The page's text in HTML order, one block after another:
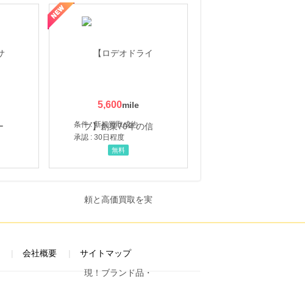
5,600
条件 : 新規買取成約
承認 : 30日程度
無料
会社概要 サイトマップ